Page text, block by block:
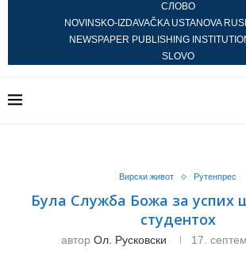
СЛОВО
NOVINSKO-IZDAVAČKA USTANOVA
NEWSPAPER PUBLISHING
SLOVO
Вирски живот Рутенпрес
Була Служба Божа за успих
студентох
автор Ол. Русковски 17.